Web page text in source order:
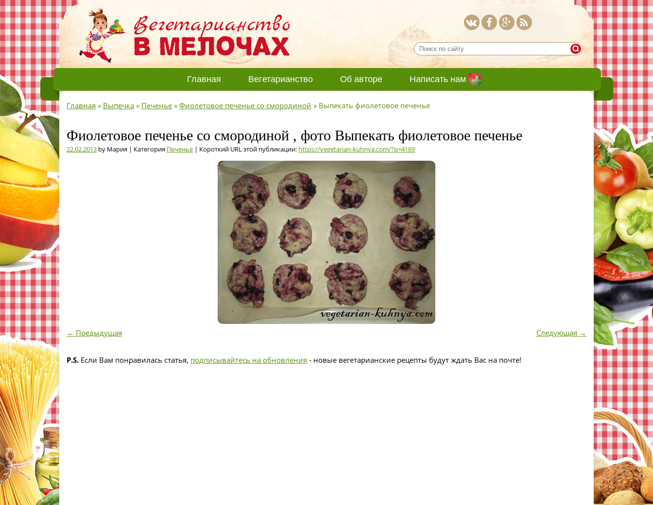
Главная Вегетарианство Об авторе Написать нам
Главная » Выпечка » Печенье » Фиолетовое печенье со смородиной » Выпекать фиолетовое печенье
Фиолетовое печенье со смородиной , фото Выпекать фиолетовое печенье
22.02.2013 by Мария | Категория Печенье | Короткий URL этой публикации: https://vegetarian-kuhnya.com/?p=4169
← Предыдущая Следующая →
P.S. Если Вам понравилась статья, подписывайтесь на обновления - новые вегетарианские рецепты будут ждать Вас на почте!